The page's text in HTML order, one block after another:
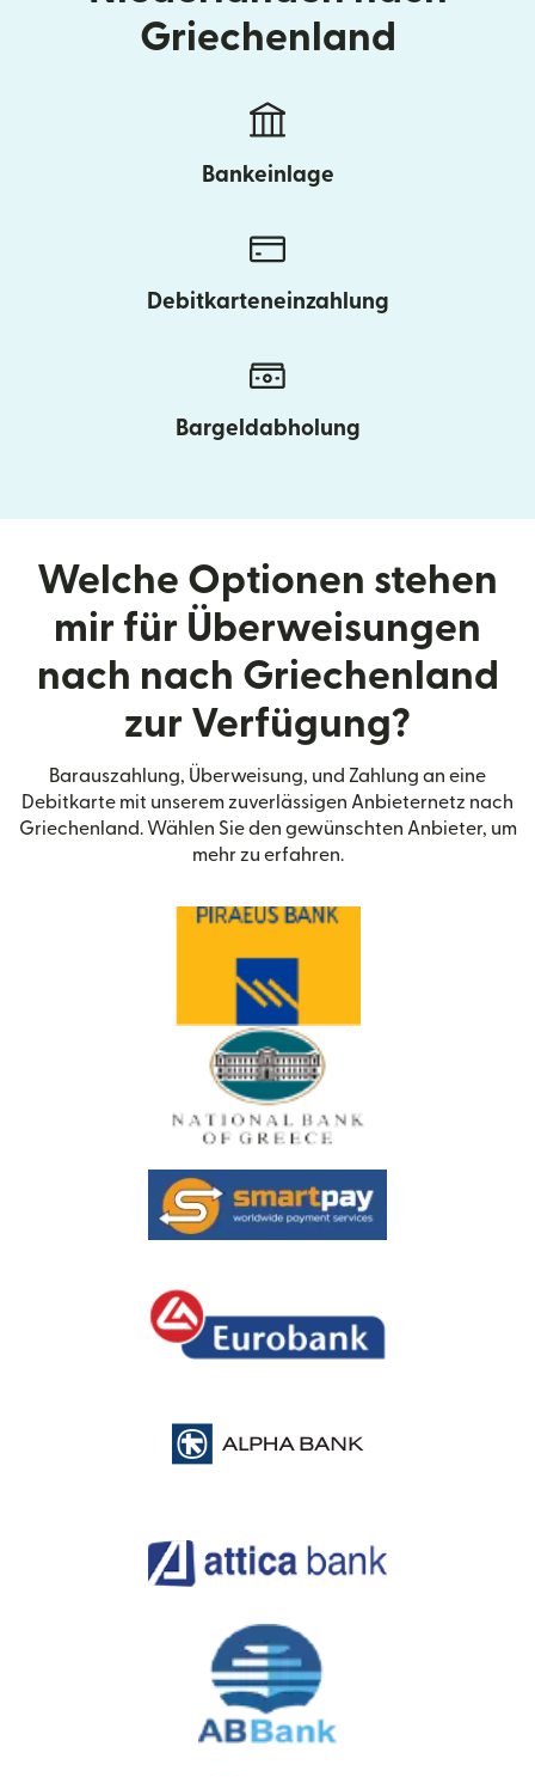
Griechenland
Bankeinlage
Debitkarteneinzahlung
Bargeldabholung
Welche Optionen stehen
mir für Überweisungen
nach nach Griechenland
zur Verfügung?
Barauszahlung, Überweisung, und Zahlung an eine
Debitkarte mit unserem zuverlässigen Anbieternetz nach
Griechenland. Wählen Sie den gewünschten Anbieter, um
mehr zu erfahren.